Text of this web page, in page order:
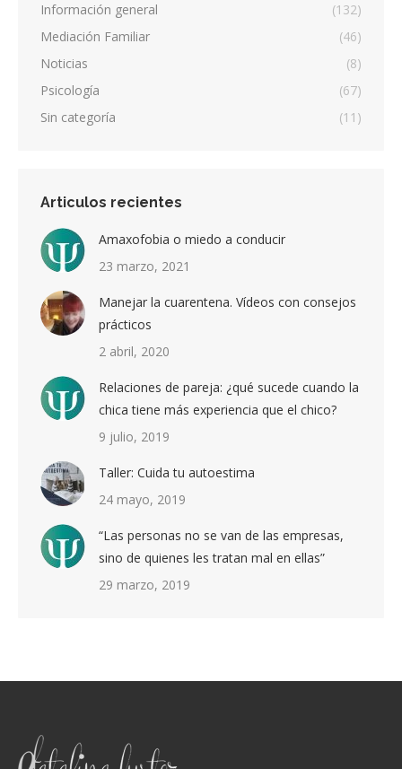
Información general
(132)
Mediación Familiar
(46)
Noticias
(8)
Psicología
(67)
Sin categoría
(11)
Articulos recientes
Amaxofobia o miedo a conducir
23 marzo, 2021
Manejar la cuarentena. Vídeos con consejos
prácticos
2 abril, 2020
Relaciones de pareja: ¿qué sucede cuando la
chica tiene más experiencia que el chico?
9 julio, 2019
Taller: Cuida tu autoestima
24 mayo, 2019
“Las personas no se van de las empresas,
sino de quienes les tratan mal en ellas”
29 marzo, 2019